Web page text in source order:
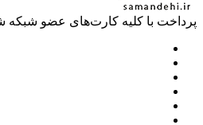
با کلیه کارت‌های عضو شبکه شتاب